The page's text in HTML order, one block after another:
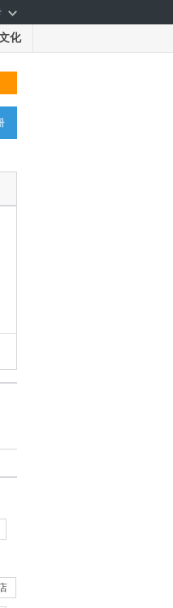
化